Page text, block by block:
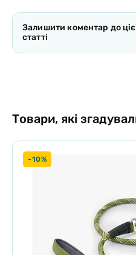
Залишити коментар до
статті
Товари, які
-10%